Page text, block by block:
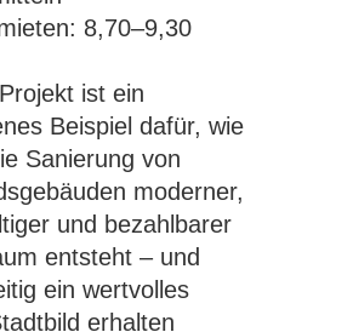
8,70–9,30
ist ein
Beispiel dafür, wie
Sanierung von
moderner,
und bezahlbarer
entsteht – und
ein wertvolles
erhalten